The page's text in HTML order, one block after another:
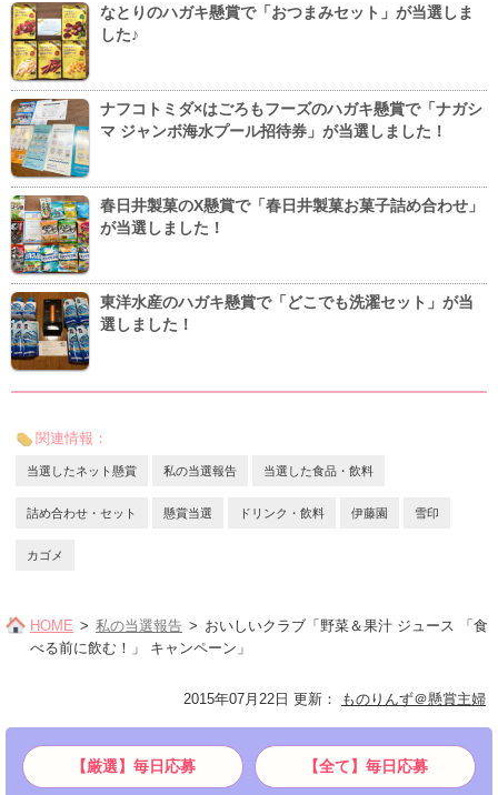
なとりのハガキ懸賞で「おつまみセット」が当選しま
した♪
ナフコトミダ×はごろもフーズのハガキ懸賞で「ナガシ
マ ジャンボ海水プール招待券」が当選しました！
春日井製菓のX懸賞で「春日井製菓お菓子詰め合わせ」
が当選しました！
東洋水産のハガキ懸賞で「どこでも洗濯セット」が当
選しました！
関連情報：
当選したネット懸賞 私の当選報告 当選した食品・飲料
詰め合わせ・セット 懸賞当選 ドリンク・飲料 伊藤園 雪印
カゴメ
HOME 私の当選報告
おいしいクラブ「野菜＆果汁 ジュース 「食
べる前に飲む！」 キャンペーン」
2015年07月22日 更新 ： ものりんず＠懸賞主婦
【厳選】毎日応募 【全て】毎日応募